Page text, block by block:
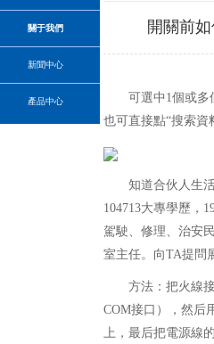
關于我們
新聞中心
產品中心
開關前
可選中1個或多個
也可直接點“搜索資
知道合伙人生活
104713大專學歷，
駕駛、修理、治安
室主任。向TA提問
方法：把火線接
COM接口），然后
上，最后把電源線